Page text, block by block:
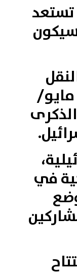
المثير للجدل في 14 مايو/
مع الذكرى
في